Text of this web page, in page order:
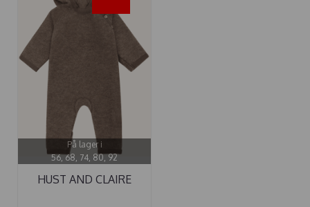
På lager i
56, 68, 74, 80, 92
HUST AND CLAIRE